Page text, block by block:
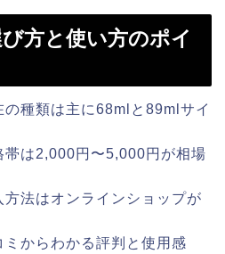
方と使い方のポイ
の種類は主に68mlと89mlサイ
帯は2,000円〜5,000円が相場
方法はオンラインショップが
ミからわかる評判と使用感